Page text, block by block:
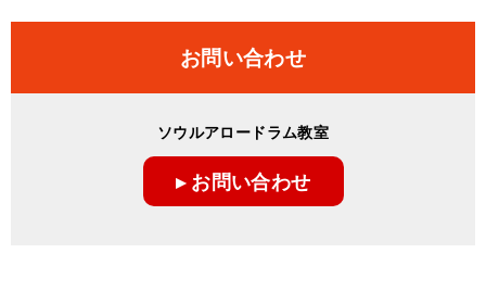
お問い合わせ
ソウルアロードラム教室
▸ お問い合わせ